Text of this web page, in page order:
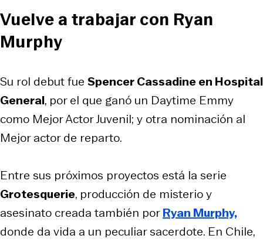
Vuelve a trabajar con Ryan
Murphy
Su rol debut fue Spencer Cassadine en Hospital
General, por el que ganó un Daytime Emmy
como Mejor Actor Juvenil; y otra nominación al
Mejor actor de reparto.
Entre sus próximos proyectos está la serie
Grotesquerie, producción de misterio y
asesinato creada también porRyan Murphy,
donde da vida a un peculiar sacerdote. En Chile,